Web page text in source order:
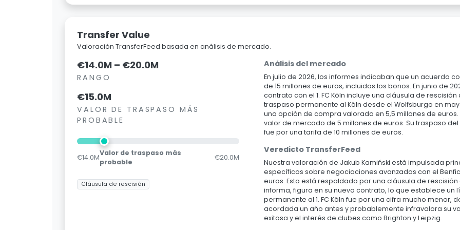
Transfer Value
Valoración TransferFeed basada en análisis de mercado.
€14.0M – €20.0M
RANGO
€15.0M
VALOR DE TRASPASO MÁS
PROBABLE
€14.0M
Valor de traspaso más
probable
€20.0M
Cláusula de rescisión
Análisis del mercado
En julio de 2026, los informes indicaban que un acuerdo
de 15 millones de euros, incluidos los bonos. En junio de
contrato con el 1. FC Köln incluye una cláusula de
traspaso permanente al Köln desde el Wolfsburgo en
una opción de compra valorada en 5,5 millones de
valor de mercado de 5 millones de euros. Su traspaso del
fue por una tarifa de 10 millones de euros.
Veredicto TransferFeed
Nuestra valoración de Jakub Kamiński está impulsada
específicos sobre negociaciones avanzadas con el
euros. Esto está respaldado por una cláusula de
informa, figura en su nuevo contrato, lo que establece un
permanente al 1. FC Köln fue por una cifra mucho menor,
acordada un año antes y probablemente infravalora su
exitosa y el interés de clubes como Brighton y Leipzig.